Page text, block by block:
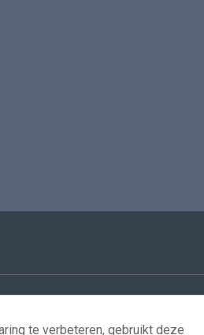
te verbeteren, gebruikt deze